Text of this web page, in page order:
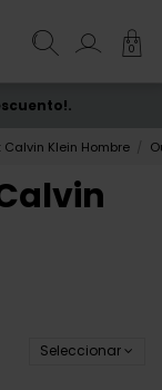
0
Calvin Klein Hombre
Seleccionar